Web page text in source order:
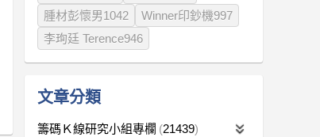
腫材彭懷男1042
Winner印鈔機997
李珣廷 Terence946
文章分類
籌碼Ｋ線研究小組專欄
21439